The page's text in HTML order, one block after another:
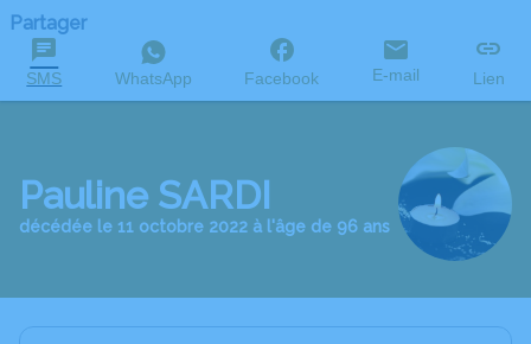
Partager
SMS WhatsApp Facebook E-mail Lien
Pauline SARDI
décédée le 11 octobre 2022 à l'âge de 96 ans